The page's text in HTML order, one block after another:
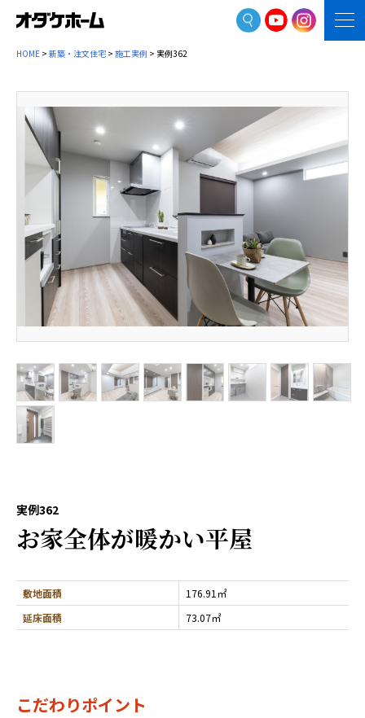
HOME > 新築・注文住宅 > 施工実例 > 実例362
実例362
お家全体が暖かい平屋
敷地面積
176.91㎡
延床面積
73.07㎡
こだわりポイント